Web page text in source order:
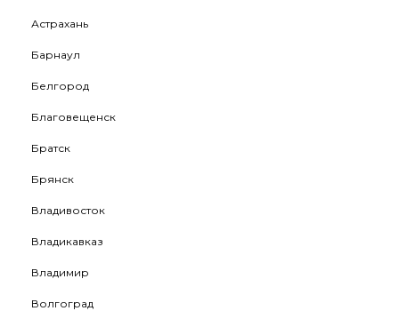
Астрахань
Барнаул
Белгород
Благовещенск
Братск
Брянск
Владивосток
Владикавказ
Владимир
Волгоград